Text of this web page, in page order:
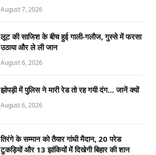
August 7, 2026
लूट की साजिश के बीच हुई गाली-गलौज, गुस्से में फरसा
उठाया और ले ली जान
August 6, 2026
झोपड़ी में पुलिस ने मारी रेड तो रह गयी दंग… जानें क्यों
August 6, 2026
तिरंगे के सम्मान को तैयार गांधी मैदान, 20 परेड
टुकड़ियों और 13 झांकियों में दिखेगी बिहार की शान